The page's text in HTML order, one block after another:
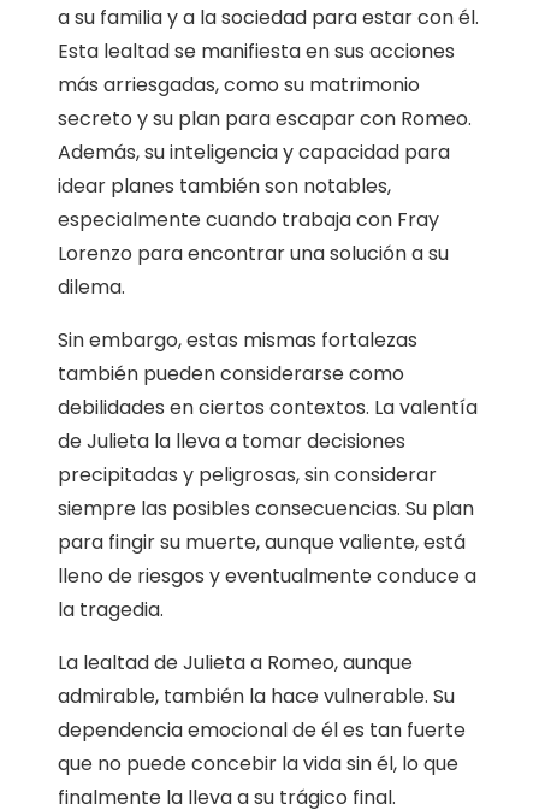
a su familia y a la sociedad para estar con él.
Esta lealtad se manifiesta en sus acciones
más arriesgadas, como su matrimonio
secreto y su plan para escapar con Romeo.
Además, su inteligencia y capacidad para
idear planes también son notables,
especialmente cuando trabaja con Fray
Lorenzo para encontrar una solución a su
dilema.
Sin embargo, estas mismas fortalezas
también pueden considerarse como
debilidades en ciertos contextos. La valentía
de Julieta la lleva a tomar decisiones
precipitadas y peligrosas, sin considerar
siempre las posibles consecuencias. Su plan
para fingir su muerte, aunque valiente, está
lleno de riesgos y eventualmente conduce a
la tragedia.
La lealtad de Julieta a Romeo, aunque
admirable, también la hace vulnerable. Su
dependencia emocional de él es tan fuerte
que no puede concebir la vida sin él, lo que
finalmente la lleva a su trágico final.